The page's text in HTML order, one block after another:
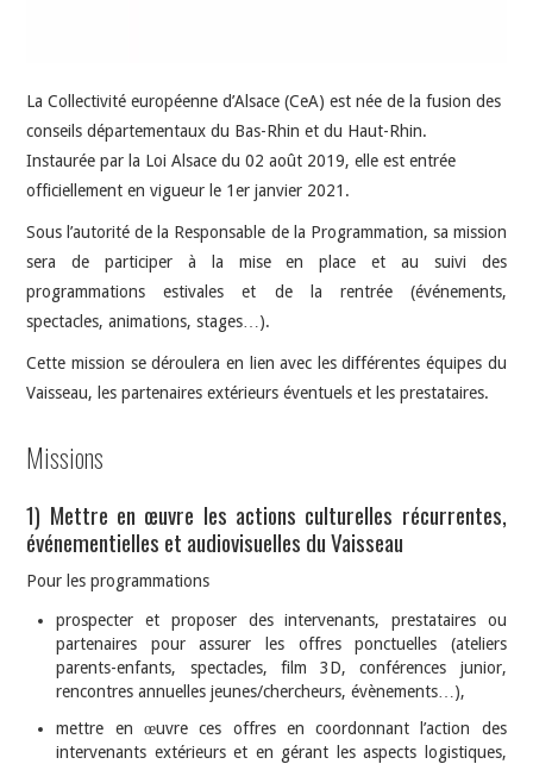
La Collectivité européenne d’Alsace (CeA) est née de la fusion des
conseils départementaux du Bas-Rhin et du Haut-Rhin.
Instaurée par la Loi Alsace du 02 août 2019, elle est entrée
officiellement en vigueur le 1er janvier 2021.
Sous l’autorité de la Responsable de la Programmation, sa mission
sera de participer à la mise en place et au suivi des
programmations estivales et de la rentrée (événements,
spectacles, animations, stages…).
Cette mission se déroulera en lien avec les différentes équipes du
Vaisseau, les partenaires extérieurs éventuels et les prestataires.
Missions
1) Mettre en œuvre les actions culturelles récurrentes,
événementielles et audiovisuelles du Vaisseau
Pour les programmations
prospecter et proposer des intervenants, prestataires ou
partenaires pour assurer les offres ponctuelles (ateliers
parents-enfants, spectacles, film 3D, conférences junior,
rencontres annuelles jeunes/chercheurs, évènements…),
mettre en œuvre ces offres en coordonnant l’action des
intervenants extérieurs et en gérant les aspects logistiques,